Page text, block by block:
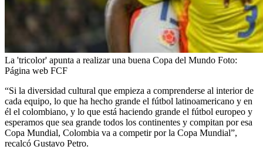
La 'tricolor' apunta a realizar una buena Copa del Mundo Foto:
Página web FCF
“Si la diversidad cultural que empieza a comprenderse al interior de
cada equipo, lo que ha hecho grande el fútbol latinoamericano y en
él el colombiano, y lo que está haciendo grande el fútbol europeo y
esperamos que sea grande todos los continentes y compitan por esa
Copa Mundial, Colombia va a competir por la Copa Mundial”,
recalcó Gustavo Petro.